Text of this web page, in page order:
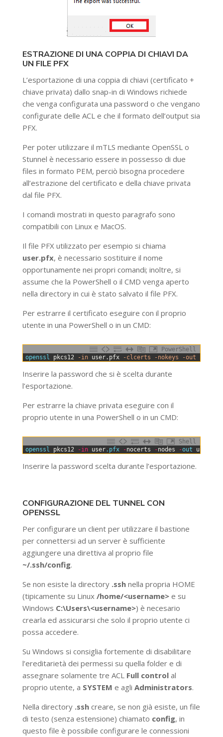
ESTRAZIONE DI UNA COPPIA DI CHIAVI DA
UN FILE PFX
L’esportazione di una coppia di chiavi (certificato +
chiave privata) dallo snap-in di Windows richiede
che venga configurata una password o che vengano
configurate delle ACL e che il formato dell’output sia
PFX.
Per poter utilizzare il mTLS mediante OpenSSL o
Stunnel è necessario essere in possesso di due
files in formato PEM, perciò bisogna procedere
all’estrazione del certificato e della chiave privata
dal file PFX.
I comandi mostrati in questo paragrafo sono
compatibili con Linux e MacOS.
Il file PFX utilizzato per esempio si chiama
user.pfx, è necessario sostituire il nome
opportunamente nei propri comandi; inoltre, si
assume che la PowerShell o il CMD venga aperto
nella directory in cui è stato salvato il file PFX.
Per estrarre il certificato eseguire con il proprio
utente in una PowerShell o in un CMD:
PowerShell
openssl pkcs12 -in user. pfx -clcerts -nokeys -out
Inserire la password che si è scelta durante
l’esportazione.
Per estrarre la chiave privata eseguire con il
proprio utente in una PowerShell o in un CMD:
Shell
openssl pkcs12 -in user.pfx -nocerts -nodes -out user
Inserire la password scelta durante l’esportazione.
CONFIGURAZIONE DEL TUNNEL CON
OPENSSL
Per configurare un client per utilizzare il bastione
per connettersi ad un server è sufficiente
aggiungere una direttiva al proprio file
~/.ssh/config.
Se non esiste la directory .sshnella propria HOME
(tipicamente su Linux /home/<username>e su
Windows C:\Users\<username>) è necesario
crearla ed assicurarsi che solo il proprio utente ci
possa accedere.
Su Windows si consiglia fortemente di disabilitare
l’ereditarietà dei permessi su quella folder e di
assegnare solamente tre ACL Full controlal
proprio utente, a SYSTEM e agli Administrators.
Nella directory .sshcreare, se non già esiste, un file
di testo (senza estensione) chiamato config, in
questo file è possibile configurare le connessioni